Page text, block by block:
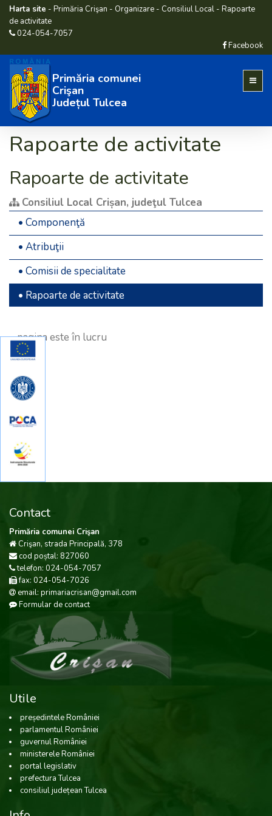
Harta site - Primăria Crişan - Organizare - Consiliul Local - Rapoarte
de activitate
024-054-7057
Facebook
Primăria comunei
Crişan
Județul Tulcea
Rapoarte de activitate
Rapoarte de activitate
Consiliul Local Crișan, judeţul Tulcea
• Componenţă
• Atribuţii
• Comisii de specialitate
• Rapoarte de activitate
... pagina este în lucru
Contact
Primăria comunei Crişan
Crişan, strada Principală, 378
cod poștal: 827060
telefon: 024-054-7057
fax: 024-054-7026
email: primariacrisan@gmail.com
Formular de contact
Utile
președintele României
parlamentul României
guvernul României
ministerele României
portal legislativ
prefectura Tulcea
consiliul județean Tulcea